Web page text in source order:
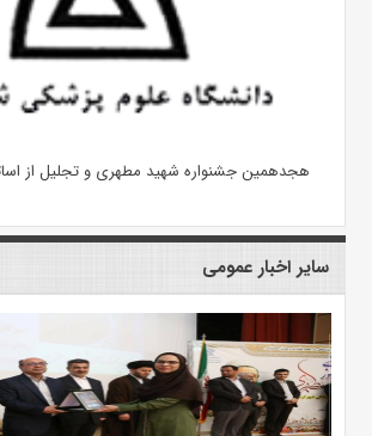
هجدهمین جشنواره شهید مطهری و تجلیل از
سایر اخبار عمومی